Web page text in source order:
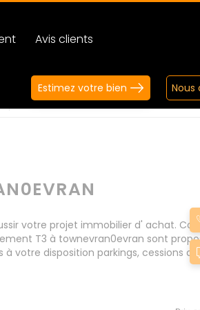
Avis clients
Estimez votre bien
votre projet immobilier d' achat.
T3 à townevran0evran sont
votre disposition parkings, cessions